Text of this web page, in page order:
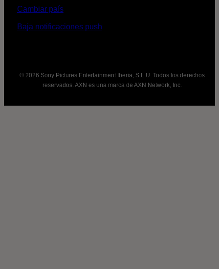
Cambiar país
Baja notificaciones push
© 2026 Sony Pictures Entertainment Iberia, S.L.U. Todos los derechos
reservados. AXN es una marca de AXN Network, Inc.